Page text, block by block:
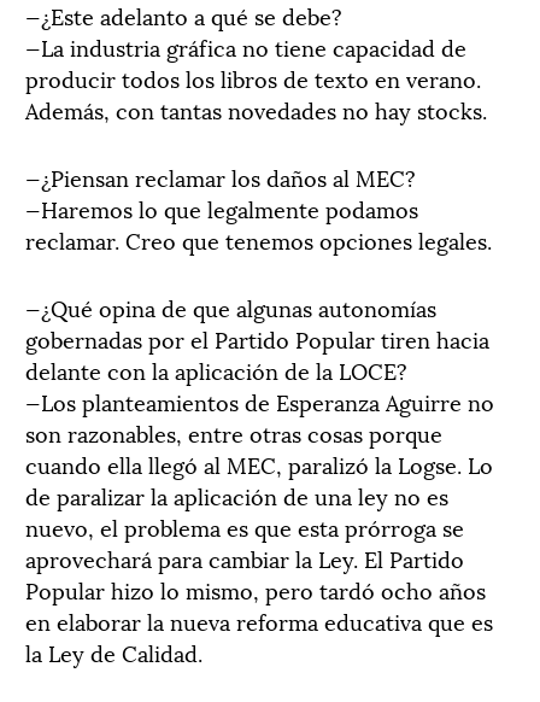
—¿Este adelanto a qué se debe?
—La industria gráfica no tiene capacidad de
producir todos los libros de texto en verano.
Además, con tantas novedades no hay stocks.
—¿Piensan reclamar los daños al MEC?
—Haremos lo que legalmente podamos
reclamar. Creo que tenemos opciones legales.
—¿Qué opina de que algunas autonomías
gobernadas por el Partido Popular tiren hacia
delante con la aplicación de la LOCE?
—Los planteamientos de Esperanza Aguirre no
son razonables, entre otras cosas porque
cuando ella llegó al MEC, paralizó la Logse. Lo
de paralizar la aplicación de una ley no es
nuevo, el problema es que esta prórroga se
aprovechará para cambiar la Ley. El Partido
Popular hizo lo mismo, pero tardó ocho años
en elaborar la nueva reforma educativa que es
la Ley de Calidad.